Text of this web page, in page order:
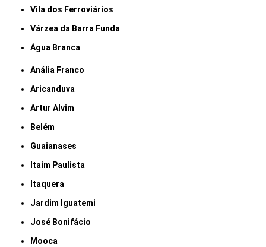
Vila dos Ferroviários
Várzea da Barra Funda
Água Branca
Anália Franco
Aricanduva
Artur Alvim
Belém
Guaianases
Itaim Paulista
Itaquera
Jardim Iguatemi
José Bonifácio
Mooca